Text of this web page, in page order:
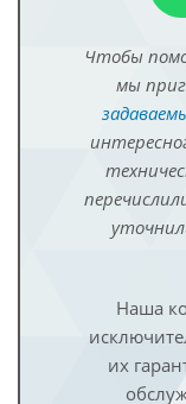
Чтобы
мы
Наша
их